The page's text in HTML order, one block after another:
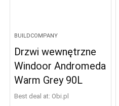
BUILDCOMPANY
Drzwi wewnętrzne
Windoor Andromeda
Warm Grey 90L
Best deal at: obi.pl